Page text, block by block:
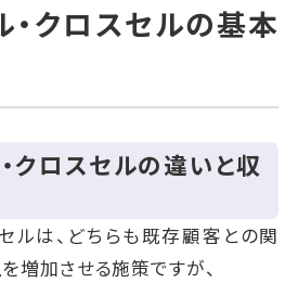
・クロスセルの基本
クロスセルの違いと収
ルは、どちらも既存顧客との関
増加させる施策ですが、